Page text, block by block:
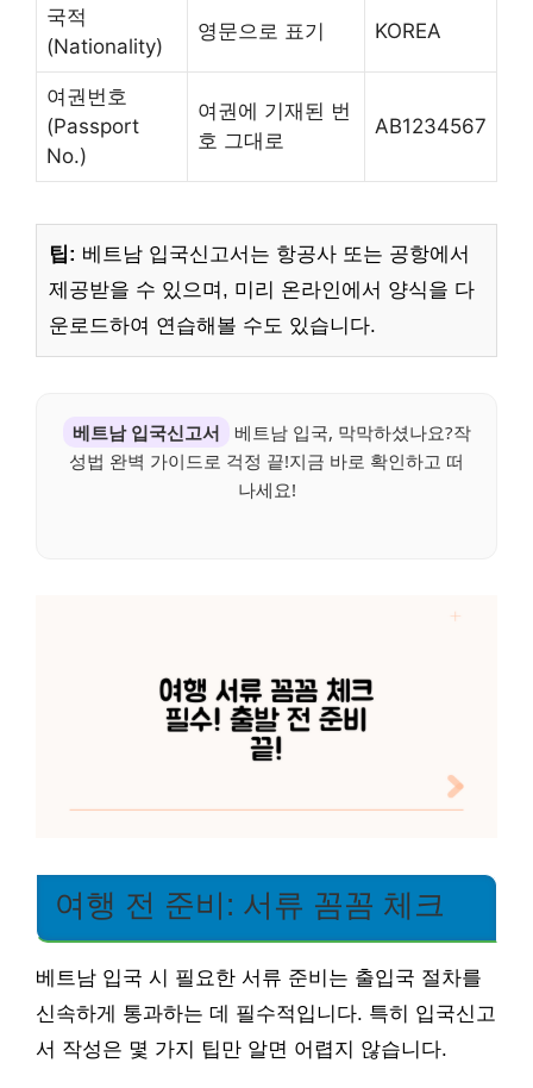
국적
(Nationality)
영문으로 표기 KOREA
여권번호
(Passport
No.)
여권에 기재된 번
호 그대로
AB1234567
팁: 베트남 입국신고서는 항공사 또는 공항에서
제공받을 수 있으며, 미리 온라인에서 양식을 다
운로드하여 연습해볼 수도 있습니다.
베트남 입국신고서
베트남 입국, 막막하셨나요?작
성법 완벽 가이드로 걱정 끝!지금 바로 확인하고 떠
나세요!
여행 전 준비: 서류 꼼꼼 체크
베트남 입국 시 필요한 서류 준비는 출입국 절차를
신속하게 통과하는 데 필수적입니다. 특히 입국신고
서 작성은 몇 가지 팁만 알면 어렵지 않습니다.